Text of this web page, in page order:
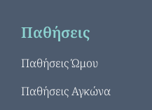
Παθήσεις
Παθήσεις Ώμου
Παθήσεις Αγκώνα